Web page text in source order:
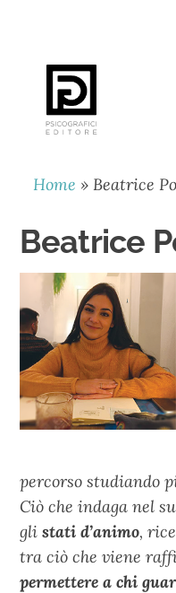
PSICOGRAFICI
EDITORE
Home »Beatrice
Beatrice
percorso studiando
Ciò che indaga nel
glistati d’animo,
tra ciò che viene
permettere a chi